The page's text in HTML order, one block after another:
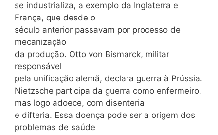
se industrializa, a exemplo da Inglaterra e
França, que desde o
século anterior passavam por processo de
mecanização
da produção. Otto von Bismarck, militar
responsável
pela unificação alemã, declara guerra à Prússia.
Nietzsche participa da guerra como enfermeiro,
mas logo adoece, com disenteria
e difteria. Essa doença pode ser a origem dos
problemas de saúde